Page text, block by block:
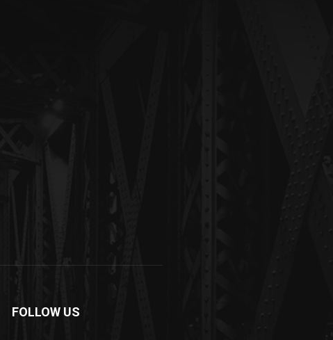
FOLLOW US